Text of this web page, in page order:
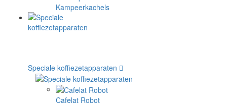
Kampeerkachels
Speciale koffiezetapparaten
Cafelat Robot